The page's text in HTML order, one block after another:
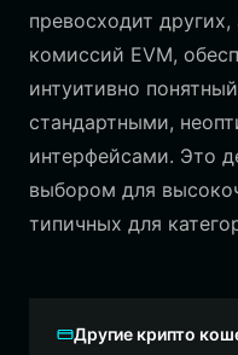
превосходит
комиссий EVM,
интуитивно
стандартными,
интерфейсами. Это
выбором для
типичных для
Другие крипто